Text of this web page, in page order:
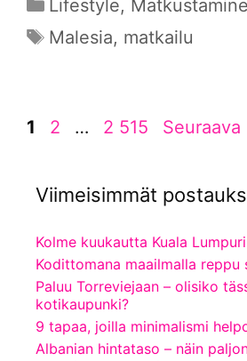
Lifestyle,
Avainsanat
Malesia, matkailu
Sivu
1 Sivu
2 … Sivu
2 515 Seuraava
Viimeisimmät
Kolme kuukautta Kuala
Kodittomana maailmalla reppu
Paluu Torreviejaan – olisiko
kotikaupunki?
9 tapaa, joilla minimalismi
Albanian hintataso – näin